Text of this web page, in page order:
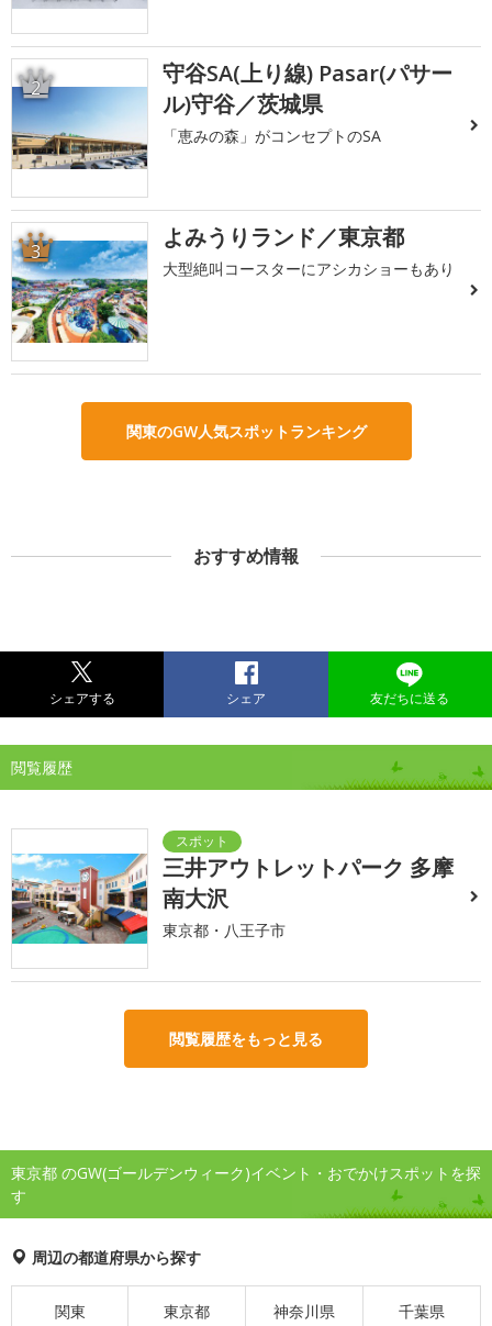
2
守谷SA(上り線) Pasar(パサー
ル)守谷／茨城県
「恵みの森」がコンセプトのSA
3 よみうりランド／東京都
大型絶叫コースターにアシカショーもあり
関東のGW人気スポットランキング
おすすめ情報
シェアする シェア 友だちに送る
閲覧履歴
三井アウトレットパーク 多摩
南大沢
東京都・八王子市
閲覧履歴をもっと見る
東京都 のGW(ゴールデンウィーク)イベント・おでかけスポットを探
す
周辺の都道府県から探す
関東 東京都 神奈川県 千葉県